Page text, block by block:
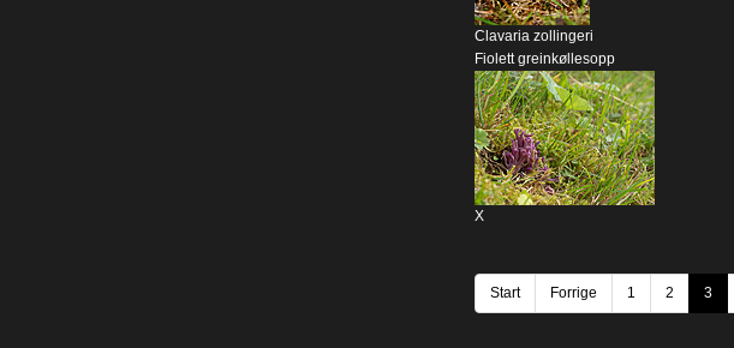
Clavaria zollingeri
Fiolett greinkøllesopp
X
Start Forrige 1 2 3